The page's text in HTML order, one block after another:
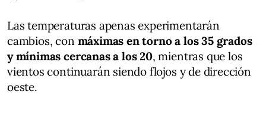
Las temperaturas apenas experimentarán
cambios, con máximas en torno a los 35 grados
y mínimas cercanas a los 20, mientras que los
vientos continuarán siendo flojos y de dirección
oeste.